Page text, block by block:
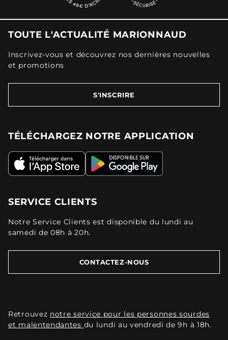
TOUTE L'ACTUALITÉ MARIONNAUD
Inscrivez-vous et découvrez nos dernières nouvelles
et promotions
S'INSCRIRE
TÉLÉCHARGEZ NOTRE APPLICATION
SERVICE CLIENTS
Notre Service Clients est disponible du lundi au
samedi de 08h à 20h.
CONTACTEZ-NOUS
Retrouvez notre service pour les personnes sourdes
et malentendantes du lundi au vendredi de 9h à 18h.